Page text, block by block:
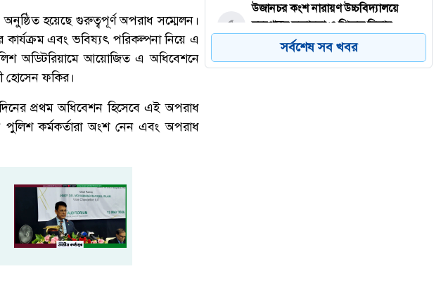
হয়েছে গুরুত্বপূর্ণ অপরাধ সম্মেলন।
কার্যক্রম এবং ভবিষ্যৎ পরিকল্পনা নিয়ে এ
অডিটরিয়ামে আয়োজিত এ অধিবেশনে
হোসেন ফকির।
প্রথম অধিবেশন হিসেবে এই অপরাধ
পুলিশ কর্মকর্তারা অংশ নেন এবং অপরাধ
৫
উজানচর কংশ নারায়ণ উচ্চবিদ্যালয়ে
মরণোত্তর সম্মাননা ও শিক্ষক বিদায়
সংবর্ধনা অনুষ্ঠিত।
সর্বশেষ সব খবর